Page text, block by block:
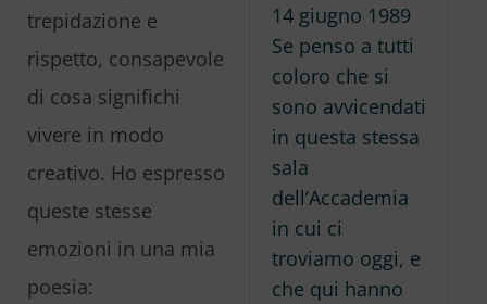
trepidazione e
rispetto, consapevole
di cosa significhi
vivere in modo
creativo. Ho espresso
queste stesse
emozioni in una mia
poesia:
14 giugno 1989
Se penso a tutti
coloro che si
sono avvicendati
in questa stessa
sala
dell’Accademia
in cui ci
troviamo oggi, e
che qui hanno